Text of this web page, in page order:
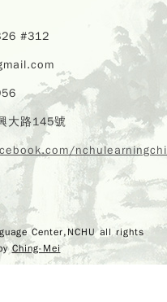
rights
#312
大路145號
Center,NCHU all rights
Ching-Mei